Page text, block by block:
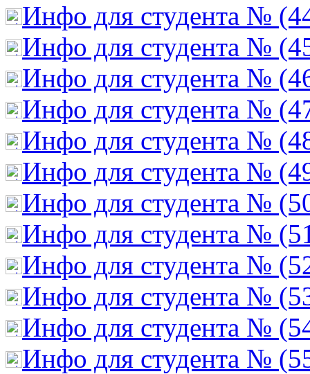
Инфо для студента №
Инфо для студента №
Инфо для студента №
Инфо для студента №
Инфо для студента №
Инфо для студента №
Инфо для студента №
Инфо для студента №
Инфо для студента №
Инфо для студента №
Инфо для студента №
Инфо для студента №